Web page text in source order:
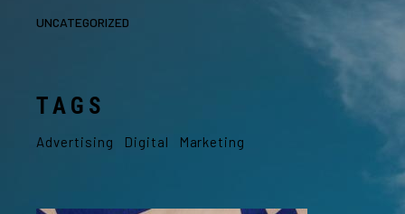
UNCATEGORIZED
TAGS
Advertising Digital Marketing